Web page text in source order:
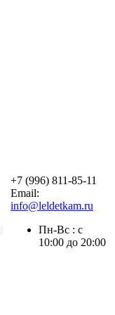
+7 (996) 811-85-11
Email:
info@leldetkam.ru
Пн-Вс : с
10:00 до 20:00